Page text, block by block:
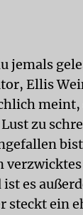
jemals
Ellis
meint,
zu
es
steckt ein